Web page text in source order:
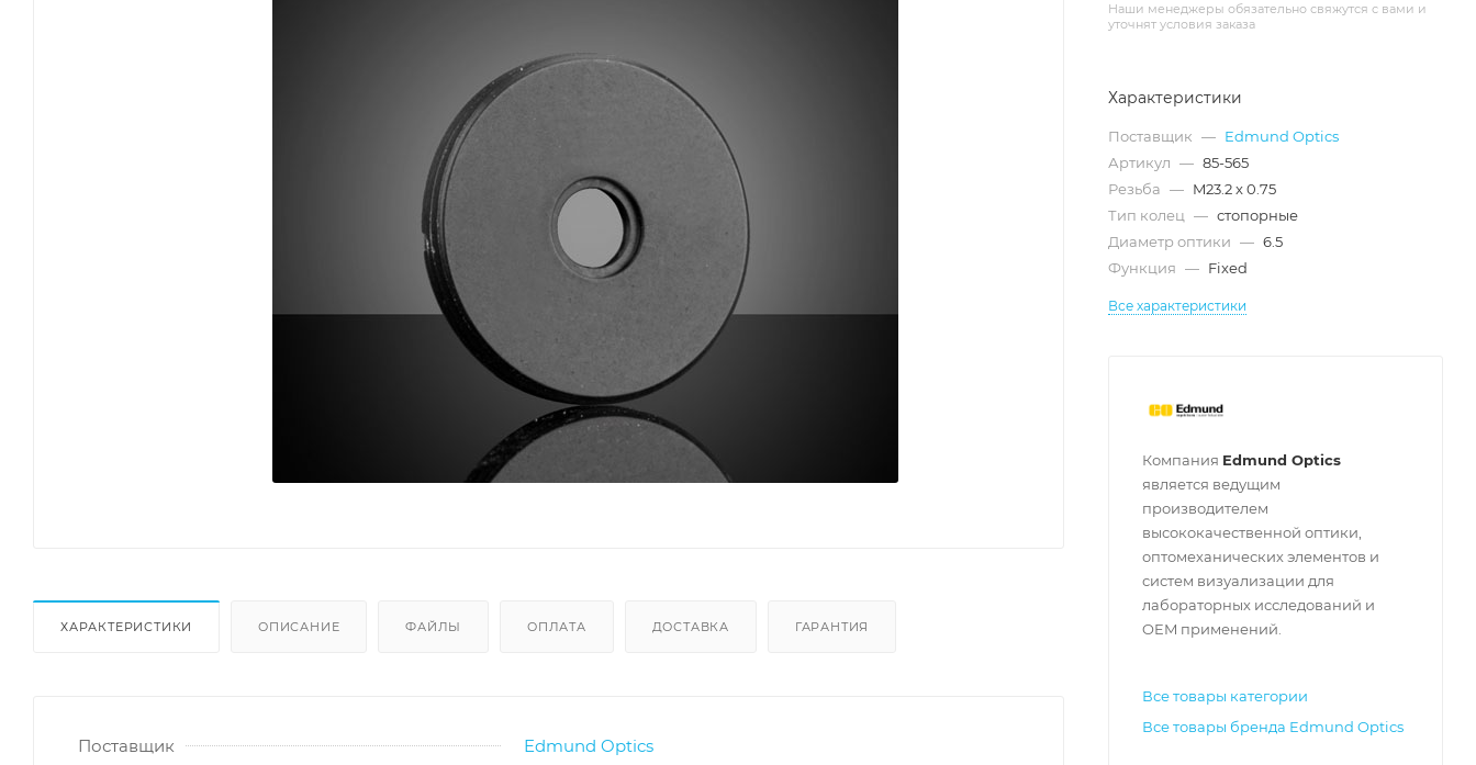
ХАРАКТЕРИСТИКИ ОПИСАНИЕ ФАЙЛЫ ОПЛАТА ДОСТАВКА ГАРАНТИЯ
Поставщик
Edmund Optics
Наши менеджеры обязательно свяжутся с вами и
уточнят условия заказа
Характеристики
Поставщик — Edmund Optics
Артикул — 85-565
Резьба — M23.2 x 0.75
Тип колец — стопорные
Диаметр оптики — 6.5
Функция — Fixed
Все характеристики
Компания Edmund Optics
является ведущим
производителем
высококачественной оптики,
оптомеханических элементов и
систем визуализации для
лабораторных исследований и
OEM применений.
Все товары категории
Все товары бренда Edmund Optics